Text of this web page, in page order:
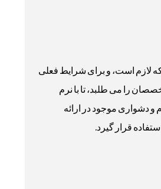
لازم است، و برای شرایط فعلی
را می طلبد، تا با نرم
دشواری موجود در ارائه
قرار گیرد.